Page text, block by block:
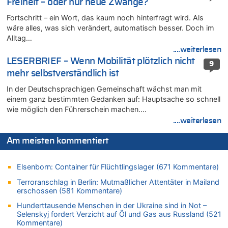
06.08.2026 - 12:41 von Hugo Egon Bernhard von Sinnen zu
Frau hörte Stimmen aus Haus des verstorbenen Nachbarn
06.08.2026 - 12:36 von Gärlinde zu
Aachen ab 11. August wieder Mekka des Pferdesports –
06.08.2026 - 12:26 von Guido Scholzen zu
Zweite Hitzewelle in diesem Sommer ist jetzt amtlich
06.08.2026 - 12:17 von Sparwasser zu
Zweite Hitzewelle in diesem Sommer ist jetzt amtlich
06.08.2026 - 12:13 von Dax zu
Zweite Hitzewelle in diesem Sommer ist jetzt amtlich
06.08.2026 - 12:13 von Heinz F. zu
Mehrere Menschen in Londons City niedergestochen
Zweite Hitzewelle in diesem Sommer ist jetzt amtlich
06.08.2026 - 12:08 von Medium zu
Frau hörte Stimmen aus Haus des verstorbenen Nachbarn
06.08.2026 - 11:52 von Hubert F. zu
Zweite Hitzewelle in diesem Sommer ist jetzt amtlich
Freiheit – oder nur neue Zwänge?
Fortschritt – ein Wort, das kaum noch hinterfragt wird. Als
wäre alles, was sich verändert, automatisch besser. Doch im
Alltag…
....weiterlesen
9
LESERBRIEF – Wenn Mobilität plötzlich nicht
mehr selbstverständlich ist
In der Deutschsprachigen Gemeinschaft wächst man mit
einem ganz bestimmten Gedanken auf: Hauptsache so schnell
wie möglich den Führerschein machen….
....weiterlesen
Am meisten kommentiert
Elsenborn: Container für Flüchtlingslager (671 Kommentare)
Terroranschlag in Berlin: Mutmaßlicher Attentäter in Mailand
erschossen (581 Kommentare)
Hunderttausende Menschen in der Ukraine sind in Not –
Selenskyj fordert Verzicht auf Öl und Gas aus Russland (521
Kommentare)